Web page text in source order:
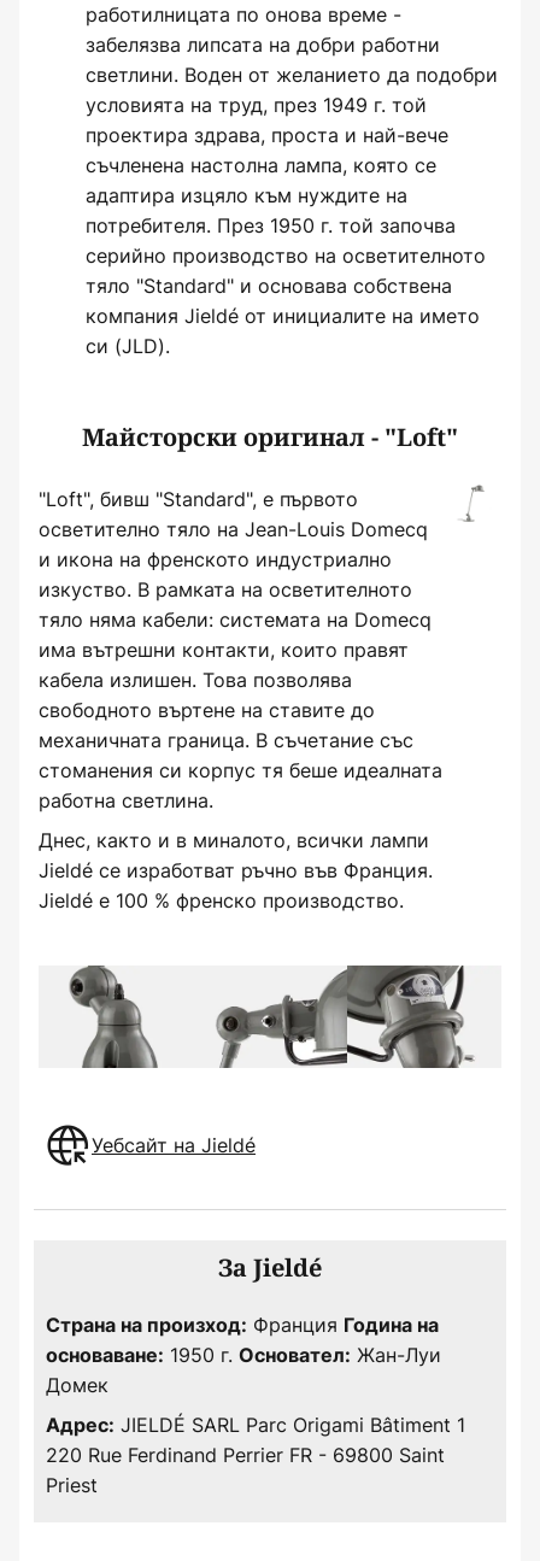
работилницата по онова време -
забелязва липсата на добри работни
светлини. Воден от желанието да подобри
условията на труд, през 1949 г. той
проектира здрава, проста и най-вече
съчленена настолна лампа, която се
адаптира изцяло към нуждите на
потребителя. През 1950 г. той започва
серийно производство на осветителното
тяло "Standard" и основава собствена
компания Jieldé от инициалите на името
си (JLD).
Майсторски оригинал - "Loft"
"Loft", бивш "Standard", е първото
осветително тяло на Jean-Louis Domecq
и икона на френското индустриално
изкуство. В рамката на осветителното
тяло няма кабели: системата на Domecq
има вътрешни контакти, които правят
кабела излишен. Това позволява
свободното въртене на ставите до
механичната граница. В съчетание със
стоманения си корпус тя беше идеалната
работна светлина.
Днес, както и в миналото, всички лампи
Jieldé се изработват ръчно във Франция.
Jieldé е 100 % френско производство.
Уебсайт на Jieldé
За Jieldé
Страна на произход: Франция Година на
основаване: 1950 г. Основател: Жан-Луи
Домек
Адрес: JIELDÉ SARL Parc Origami Bâtiment 1
220 Rue Ferdinand Perrier FR - 69800 Saint
Priest